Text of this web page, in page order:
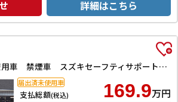
詳細はこちら
ジョイン 届出済未使用車 禁煙車 スズキセーフティサポート LEDヘッドライト 両側スライドドア スマートキー プッシュスタート 障害物センサー 運転席シートヒーター 電動格納ミラー
支払総額(税込) 169.9万円
届出済未使用車